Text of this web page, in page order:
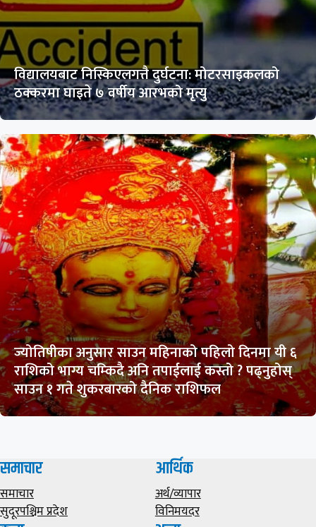
विद्यालयबाट निस्किएलगत्तै दुर्घटना: मोटरसाइकलको
ठक्करमा घाइते ७ वर्षीय आरभको मृत्यु
ज्योतिषीका अनुसार साउन महिनाको पहिलो दिनमा यी ६
राशिको भाग्य चम्किदै अनि तपाईलाई कस्तो ? पढ्नुहोस्
साउन १ गते शुकरबारको दैनिक राशिफल
समाचार
समाचार
सुदूरपश्चिम प्रदेश
आर्थिक
अर्थ/व्यापार
विनिमयदर